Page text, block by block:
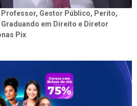
Professor, Gestor Público, Perito,
em Direito e Diretor
Pix